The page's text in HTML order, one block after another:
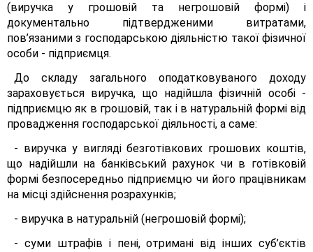
(виручка у грошовій та негрошовій формі) і
документально підтвердженими витратами,
пов’язаними з господарською діяльністю такої фізичної
особи - підприємця.
До складу загального оподатковуваного доходу
зараховується виручка, що надійшла фізичній особі -
підприємцю як в грошовій, так і в натуральній формі від
провадження господарської діяльності, а саме:
- виручка у вигляді безготівкових грошових коштів,
що надійшли на банківський рахунок чи в готівковій
формі безпосередньо підприємцю чи його працівникам
на місці здійснення розрахунків;
- виручка в натуральній (негрошовій формі);
- суми штрафів і пені, отримані від інших суб’єктів